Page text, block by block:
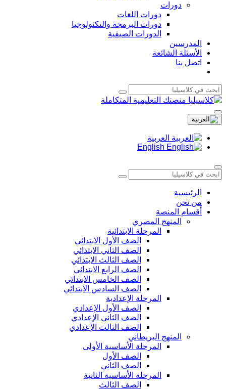
دورات
دورات اللغات
دورات البرمجة والتكنولوجيا
الدورات الصيفية
المدرسين
الأسئلة الشائعة
اتصل بنا
العربية
الرئيسية
من نحن
أقسام المنصة
المنهج المصري
المرحلة الابتدائية
الصف الأول الابتدائي
الصف الثاني الابتدائي
الصف الثالث الابتدائي
الصف الرابع الابتدائي
الصف الخامس الابتدائي
الصف السادس الابتدائي
المرحلة الإعدادية
الصف الأول الإعدادي
الصف الثاني الإعدادي
الصف الثالث الإعدادي
المنهج البريطاني
المرحلة الأساسية الأولى
الصف الأول
الصف الثاني
المرحلة الأساسية الثانية
الصف الثالث